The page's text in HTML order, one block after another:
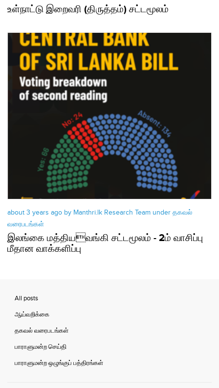
உள்நாட்டு இறைவரி (திருத்தம்) சட்டமூலம்
about 3 years ago by Manthri.lk Research Team under தகவல்
வரைபடங்கள்
இலங்கை மத்தியவங்கி சட்டமூலம் - 2ம் வாசிப்பு
மீதான வாக்களிப்பு
All posts
ஆய்வறிக்கை
தகவல் வரைபடங்கள்
பாராளுமன்ற செய்தி
பாராளுமன்ற ஒழுங்குப் பத்திரங்கள்